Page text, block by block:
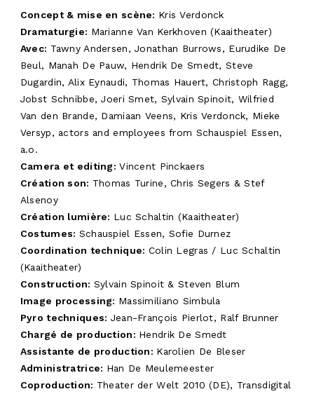
Concept & mise en scène: Kris Verdonck
Dramaturgie: Marianne Van Kerkhoven (Kaaitheater)
Avec: Tawny Andersen, Jonathan Burrows, Eurudike De
Beul, Manah De Pauw, Hendrik De Smedt, Steve
Dugardin, Alix Eynaudi, Thomas Hauert, Christoph Ragg,
Jobst Schnibbe, Joeri Smet, Sylvain Spinoit, Wilfried
Van den Brande, Damiaan Veens, Kris Verdonck, Mieke
Versyp, actors and employees from Schauspiel Essen,
a.o.
Camera et editing:Vincent Pinckaers
Création son: Thomas Turine, Chris Segers & Stef
Alsenoy
Création lumière: Luc Schaltin (Kaaitheater)
Costumes: Schauspiel Essen, Sofie Durnez
Coordination technique: Colin Legras / Luc Schaltin
(Kaaitheater)
Construction: Sylvain Spinoit & Steven Blum
Image processing: Massimiliano Simbula
Pyro techniques: Jean-François Pierlot, Ralf Brunner
Chargé de production: Hendrik De Smedt
Assistante de production: Karolien De Bleser
Administratrice: Han De Meulemeester
Coproduction: Theater der Welt 2010 (DE), Transdigital